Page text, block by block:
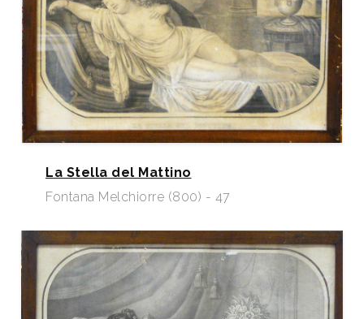
La Stella del Mattino
Fontana Melchiorre (800) - 47